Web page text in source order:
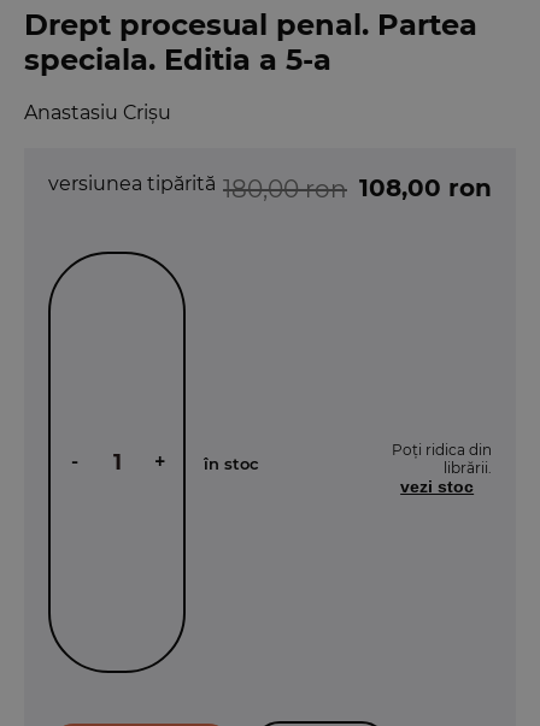
Drept procesual penal. Partea
speciala. Editia a 5-a
Anastasiu Crișu
versiunea tipărită 180,00 ron 108,00 ron
- + în stoc
Poți ridica din
librării.
vezi stoc